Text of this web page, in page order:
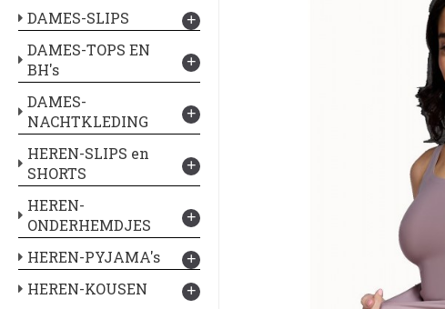
DAMES-SLIPS
+
DAMES-TOPS EN
BH's
+
DAMES-
NACHTKLEDING
+
HEREN-SLIPS en
SHORTS
+
HEREN-
ONDERHEMDJES
+
HEREN-PYJAMA's +
HEREN-KOUSEN +